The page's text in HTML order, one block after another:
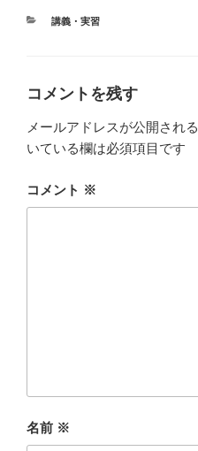
カ
講義・実習
コメントを残す
メールアドレスが公開され
いている欄は必須項目です
コメント ※
名前 ※